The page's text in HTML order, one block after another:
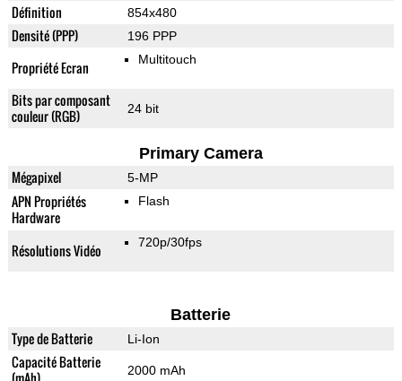
Définition 854x480
Densité (PPP) 196 PPP
Propriété Ecran Multitouch
Bits par composant
couleur (RGB)
24 bit
Primary Camera
Mégapixel 5-MP
APN Propriétés
Hardware
Flash
Résolutions Vidéo 720p/30fps
Batterie
Type de Batterie Li-Ion
Capacité Batterie
2000 mAh